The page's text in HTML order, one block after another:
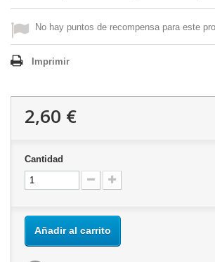
No hay puntos de recompensa para este
Imprimir
2,60 €
Cantidad
Añadir al carrito